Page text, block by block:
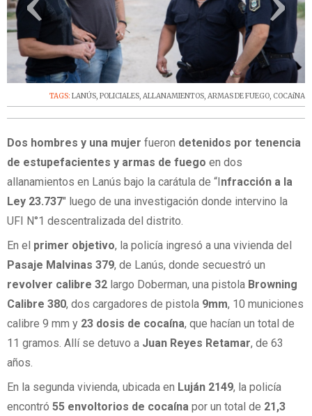
TAGS: LANÚS, POLICIALES, ALLANAMIENTOS, ARMAS DE FUEGO, COCAíNA
Dos hombres y una mujer fueron detenidos por tenencia
de estupefacientes y armas de fuego en dos
allanamientos en Lanús bajo la carátula de “Infracción a la
Ley 23.737" luego de una investigación donde intervino la
UFI N°1 descentralizada del distrito.
En el primer objetivo, la policía ingresó a una vivienda del
Pasaje Malvinas 379, de Lanús, donde secuestró un
revolver calibre 32 largo Doberman, una pistola Browning
Calibre 380, dos cargadores de pistola 9mm, 10 municiones
calibre 9 mm y 23 dosis de cocaína, que hacían un total de
11 gramos. Allí se detuvo a Juan Reyes Retamar, de 63
años.
En la segunda vivienda, ubicada en Luján 2149, la policía
encontró 55 envoltorios de cocaína por un total de 21,3